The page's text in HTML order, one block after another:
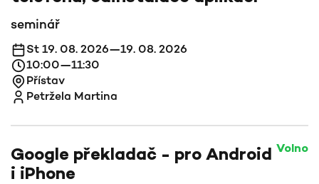
seminář
St 19. 08. 2026—19. 08. 2026
10:00—11:30
Přístav
Petržela Martina
Google překladač - pro Android
i iPhone
Volno